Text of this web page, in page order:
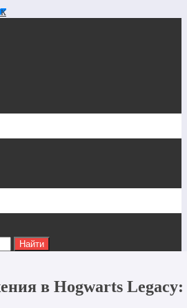
в Hogwarts